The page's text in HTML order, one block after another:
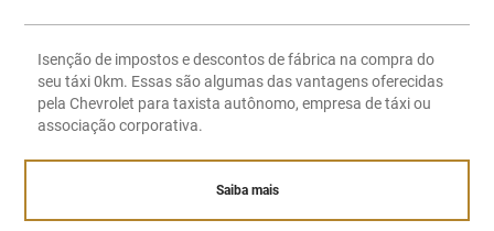
Isenção de impostos e descontos de fábrica na compra do
seu táxi 0km. Essas são algumas das vantagens oferecidas
pela Chevrolet para taxista autônomo, empresa de táxi ou
associação corporativa.
Saiba mais